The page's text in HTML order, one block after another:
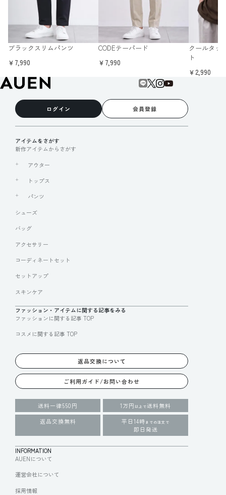
ブラックスリムパンツ
￥7,990
CODEテーパード
￥7,990
クールタッ
ト
￥2,990
ログイン 会員登録
アイテムをさがす
新作アイテムからさがす
アウター
トップス
パンツ
シューズ
バッグ
アクセサリー
コーディネートセット
セットアップ
スキンケア
ファッション・アイテムに関する記事をみる
ファッションに関する記事 TOP
コスメに関する記事 TOP
返品交換について
ご利用ガイド/お問い合わせ
送料一律550円 1万円 以上で送料無料
返品交換無料
平日14時 までの注文で
即日発送
INFORMATION
AUENについて
運営会社について
採用情報